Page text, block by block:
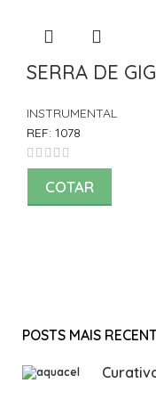
SERRA DE
INSTRUMENTAL
REF: 1078
COTAR
POSTS MAIS